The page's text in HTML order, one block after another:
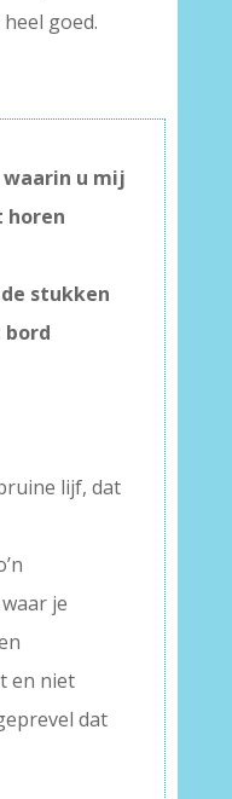
goed.
u mij
horen
stukken
bord
lijf, dat
je
en niet
dat